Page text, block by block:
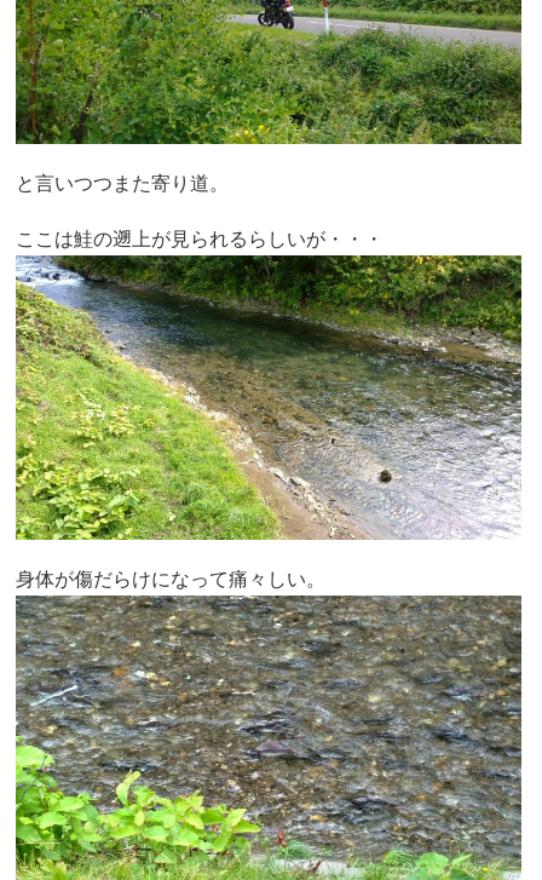
と言いつつまた寄り道。
ここは鮭の遡上が見られるらしいが・・・
身体が傷だらけになって痛々しい。